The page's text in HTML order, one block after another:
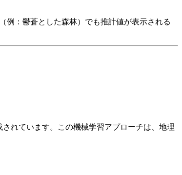
例：鬱蒼とした森林）でも推計値が表示される
されています。この機械学習アプローチは、地理